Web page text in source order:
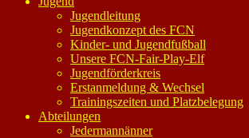
Jugendleitung
Jugendkonzept des FCN
Kinder- und Jugendfußball
Unsere FCN-Fair-Play-Elf
Jugendförderkreis
Erstanmeldung & Wechsel
Trainingszeiten und Platzbelegung
Abteilungen
Jedermannänner